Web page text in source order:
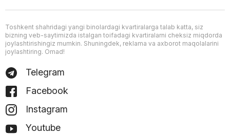
Toshkent shahridagi yangi binolardagi kvartiralarga talab katta, siz
bizning veb-saytimizda istalgan toifadagi kvartiralarni cheksiz miqdorda
joylashtirishingiz mumkin. Shuningdek, reklama va axborot maqolalarini
joylashtiring. Omad!
Telegram
Facebook
Instagram
Youtube